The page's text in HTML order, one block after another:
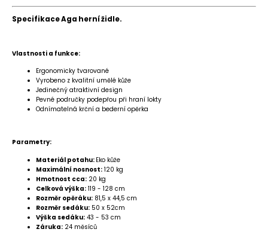
Specifikace Aga herní židle.
Vlastnosti a funkce:
Ergonomicky tvarované
Vyrobeno z kvalitní umělé kůže
Jedinečný atraktivní design
Pevné područky podepřou při hraní lokty
Odnímatelná krční a bederní opěrka
Parametry:
Materiál potahu: Eko kůže
Maximální nosnost: 120 kg
Hmotnost cca: 20 kg
Celková výška: 119 - 128 cm
Rozměr opěráku: 81,5 x 44,5 cm
Rozměr sedáku: 50 x 52cm
Výška sedáku: 43 - 53 cm
Záruka: 24 měsíců